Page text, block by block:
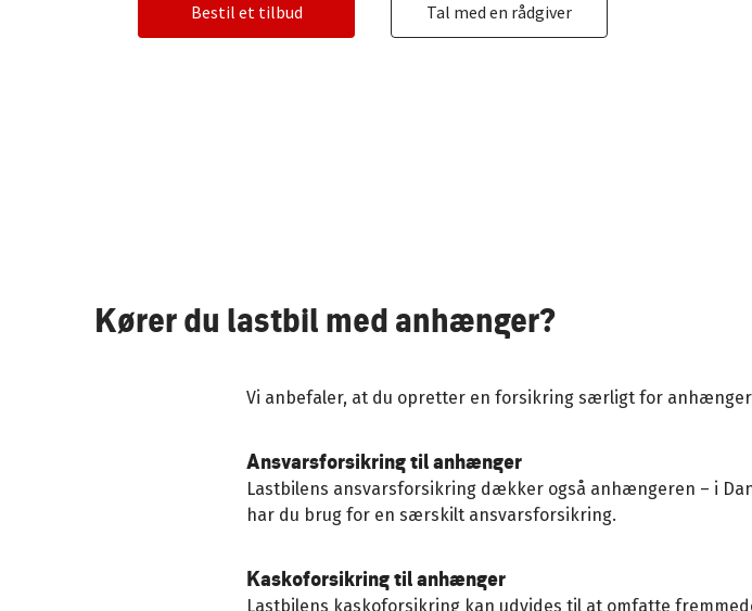
Bestil et tilbud Tal med en rådgiver
Kører du lastbil med anhænger?
Vi anbefaler, at du opretter en forsikring særligt for
Ansvarsforsikring til anhænger
Lastbilens ansvarsforsikring dækker også anhængeren – i
har du brug for en særskilt ansvarsforsikring.
Kaskoforsikring til anhænger
Lastbilens kaskoforsikring kan udvides til at omfatte